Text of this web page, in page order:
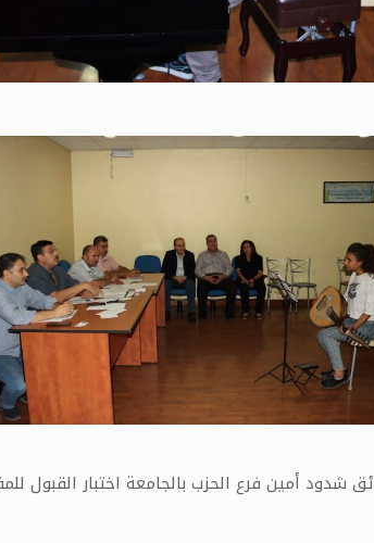
أمين فرع الحزب بالجامعة اختبار القبول